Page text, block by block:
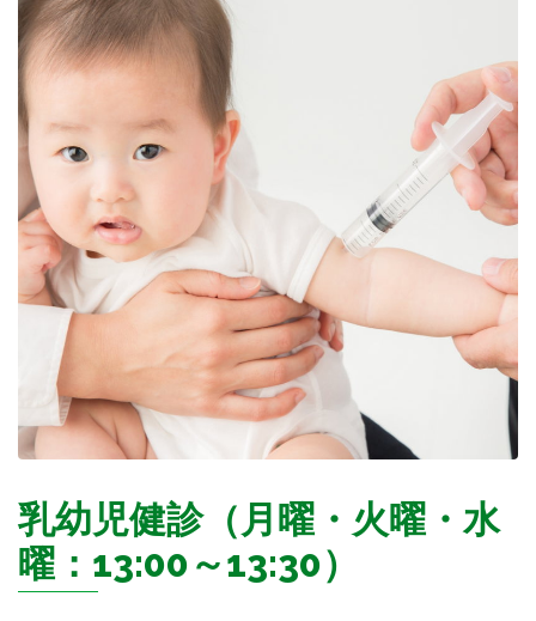
乳幼児健診（月曜・火曜・水
曜：13:00～13:30）